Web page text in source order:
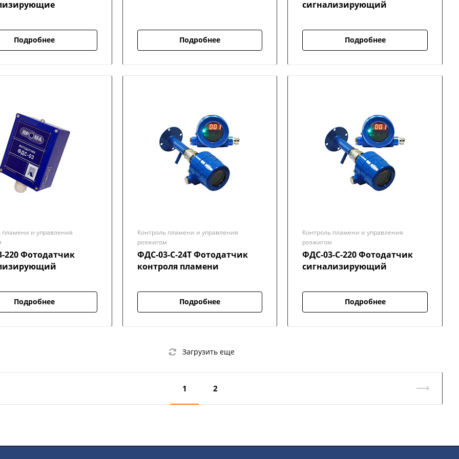
Подробнее Подробнее
сигнализирующий
Подробнее
пламени и управления
220 Фотодатчик
Подробнее
Контроль пламени и управления
розжигом
ФДС-03-С-24Т Фотодатчик
контроля пламени
Подробнее
Контроль пламени и управления
розжигом
ФДС-03-С-220 Фотодатчик
сигнализирующий
Подробнее
Загрузить еще
1 2